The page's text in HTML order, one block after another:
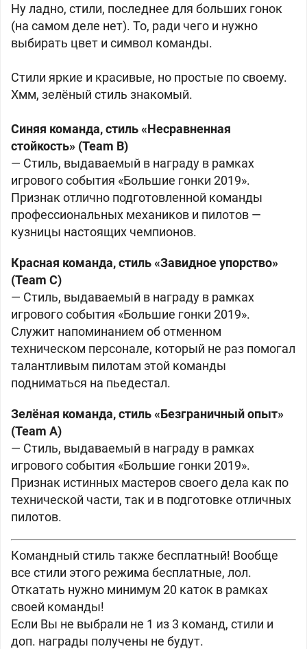
Ну ладно, стили, последнее для больших гонок
(на самом деле нет). То, ради чего и нужно
выбирать цвет и символ команды.
Стили яркие и красивые, но простые по своему.
Хмм, зелёный стиль знакомый.
Синяя команда, стиль «Несравненная
стойкость» (Team B)
— Стиль, выдаваемый в награду в рамках
игрового события «Большие гонки 2019».
Признак отлично подготовленной команды
профессиональных механиков и пилотов —
кузницы настоящих чемпионов.
Красная команда, стиль «Завидное упорство»
(Team C)
— Стиль, выдаваемый в награду в рамках
игрового события «Большие гонки 2019».
Служит напоминанием об отменном
техническом персонале, который не раз помогал
талантливым пилотам этой команды
подниматься на пьедестал.
Зелёная команда, стиль «Безграничный опыт»
(Team A)
— Стиль, выдаваемый в награду в рамках
игрового события «Большие гонки 2019».
Признак истинных мастеров своего дела как по
технической части, так и в подготовке отличных
пилотов.
Командный стиль также бесплатный! Вообще
все стили этого режима бесплатные, лол.
Откатать нужно минимум 20 каток в рамках
своей команды!
Если Вы не выбрали не 1 из 3 команд, стили и
доп. награды получены не будут.